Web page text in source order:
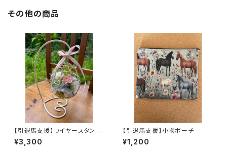
その他の商品
【引退馬支援】ワイヤースタンド
のアレンジ
¥3,300
【引退馬支援】小物ポーチ
¥1,200